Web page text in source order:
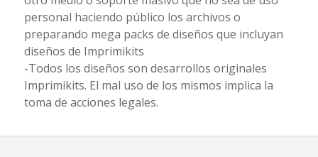
personal haciendo público los archivos o
preparando mega packs de diseños que incluyan
diseños de Imprimikits
-Todos los diseños son desarrollos originales
Imprimikits. El mal uso de los mismos implica la
toma de acciones legales.